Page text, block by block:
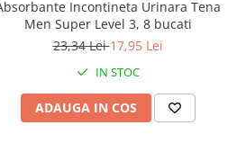
Incontineta Urinara Tena
Men Super Level 3, 8 bucati
23,34 Lei17,95 Lei
IN STOC
ADAUGA IN COS